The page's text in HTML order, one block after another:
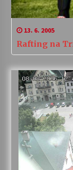
13. 6. 2005
Rafting na